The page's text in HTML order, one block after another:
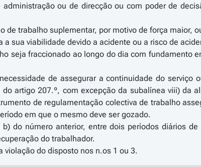
ou de direcção ou com poder de
de trabalho suplementar, por motivo de força maior,
a sua viabilidade devido a acidente ou a risco de
seja fraccionado ao longo do dia com fundamento
de assegurar a continuidade do serviço
artigo 207.º, com excepção da subalínea viii) da
de regulamentação colectiva de trabalho
em que o mesmo deve ser gozado.
do número anterior, entre dois períodos diários
do trabalhador.